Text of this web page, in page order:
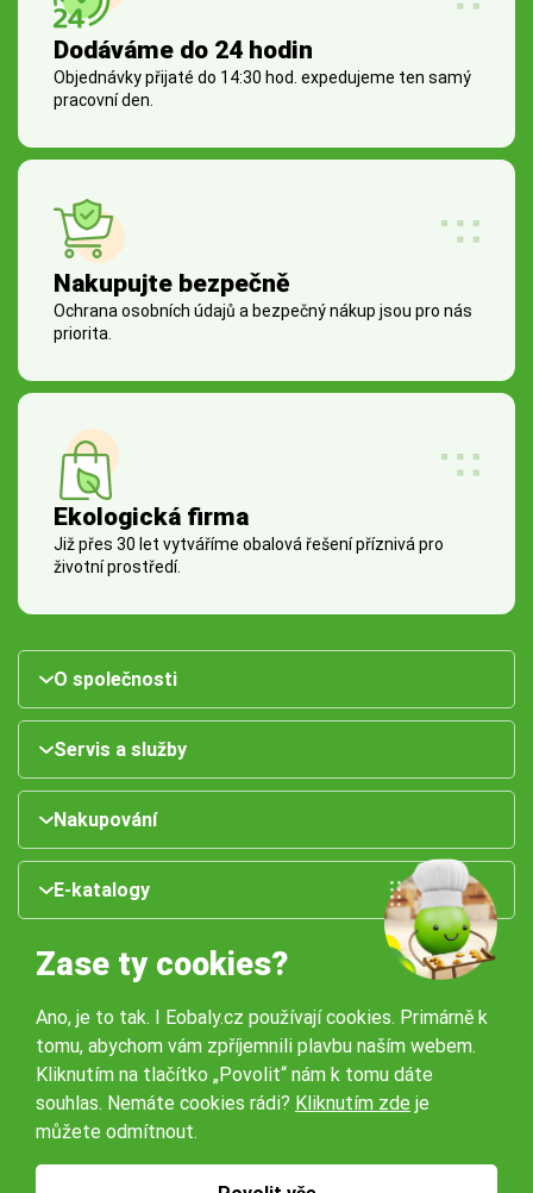
Dodáváme do 24 hodin
Objednávky přijaté do 14:30 hod. expedujeme ten samý
pracovní den.
Nakupujte bezpečně
Ochrana osobních údajů a bezpečný nákup jsou pro nás
priorita.
Ekologická firma
Již přes 30 let vytváříme obalová řešení příznivá pro
životní prostředí.
O společnosti
Servis a služby
Nakupování
E-katalogy
Naše pobočky:
Obchodní podmínky
Zase ty cookies?
Ano, je to tak. I Eobaly.cz používají cookies. Primárně k
tomu, abychom vám zpříjemnili plavbu naším webem.
Kliknutím na tlačítko „Povolit“ nám k tomu dáte
souhlas. Nemáte cookies rádi? Kliknutím zde je
můžete odmítnout.